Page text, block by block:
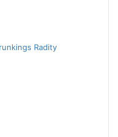
Radity